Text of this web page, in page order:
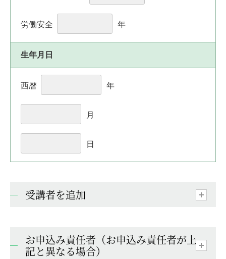
労働安全 年
生年月日
西暦 年
月
日
受講者を追加
お申込み責任者（お申込み責任者が上
記と異なる場合）